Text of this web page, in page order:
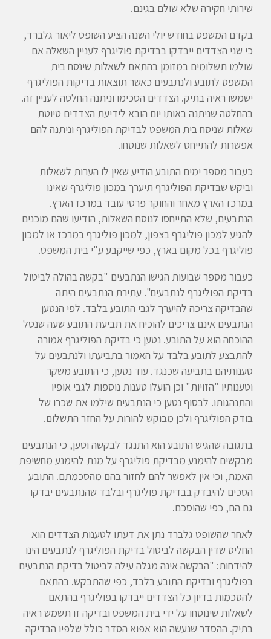
שירותי חקירה שלא שולם בגינם.
בקדם המשפט בחודש יולי השנה הציע השופט ליאור גלברד,
כי שני הצדדים ייבדקו בבדיקת פוליגרף לעניין השאלה אם
שולמו תשלומים במזומן בהתאם לשאלות שינסח בית
המשפט לתובע ולנתבעים כאשר תוצאות בדיקות הפוליגרף
ישמשו ראיה בתיק. הצדדים הסכימו וניתנה החלטה לעניין זה.
בהחלטה שניתנה באותו יום הובא לידיעת הצדדים טיוטת
שאלות שניסח בית המשפט לבדיקת הפוליגרף וניתנה להם
אפשרות להתייחס לשאלות שנוסחו.
כעבור מספר ימים התובע הודיע שאין לו הערות לשאלות
וביקש שבדיקת הפוליגרף תיערך במכון פוליגרף שאינו
במרכז הארץ מאחר והחוקר פרטי עובד במרכז הארץ.
הנתבעים, שלא התייחסו לנוסח השאלות, הודיעו שהם מוכנים
להגיע למכון פוליגרף בצפון, למכון פוליגרף במרכז או למכון
פוליגרף בכל מקום בארץ, כפי שייקבע ע"י בית המשפט.
כעבור מספר שבועות הגישו הנתבעים "בקשה בהולה לביטול
בדיקת הפוליגרף לנתבעים". עתירת הנתבעים היתה
שהבדיקה צריכה להיערך לגבי התובע בלבד. לפי הנטען
הנתבעים אינם צריכים להוכיח את תביעת התובע שעה שנטל
ההוכחה הוא על התובע. נטען כי בדיקת הפוליגרף אמורה
להתבצע לתובע בלבד על האמור בתביעתו ולנתבעים על
טענותיהם בתביעה שכנגד. עוד נטען, כי התובע משקר
וטענותיו "הזויות" וכן הועלו טענות נוספות לגבי אופיו
והתנהגותו. לבסוף נטען כי הנתבעים שילמו את שכרו של
בודק הפוליגרף ולכן מבוקש להורות על החזר התשלום.
בתגובה שהגיש התובע הוא התנגד לבקשה וטען, כי הנתבעים
מבקשים להימנע מבדיקת פוליגרף על מנת להימנע מחשיפת
האמת, וכי אין לאפשר להם לחזור בהם מהסכמתם. התובע
הסכים להיבדק בבדיקת פוליגרף ובלבד שהנתבעים יבדקו
גם הם, כפי שהוסכם.
לאחר שהשופט גלברד נתן את דעתו לטענות הצדדים הוא
החליט שדין הבקשה לביטול בדיקת הפוליגרף לנתבעים הינו
להידחות: "הבקשה אינה מגלה עילה לביטול בדיקת הנתבעים
בפוליגרף ובדיקת התובע בלבד, כפי שהתבקש. בהתאם
להסכמות בדיון כל הצדדים ייבדקו בפוליגרף בהתאם
לשאלות שינוסחו על ידי בית המשפט ובדיקה זו תשמש ראיה
בתיק. ההסדר שנעשה הוא אפוא הסדר כולל שלפיו הבדיקה